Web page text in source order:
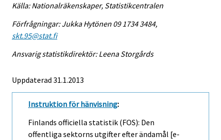
Källa: Nationalräkenskaper, Statistikcentralen
Förfrågningar: Jukka Hytönen 09 1734 3484,
skt.95@stat.fi
Ansvarig statistikdirektör: Leena Storgårds
Uppdaterad 31.1.2013
Instruktion för hänvisning:
Finlands officiella statistik (FOS): Den
offentliga sektorns utgifter efter ändamål [e-